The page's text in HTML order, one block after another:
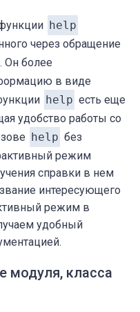
help
через обращение
Он более
в виде
help есть еще
удобство работы со
help без
режим
справки в нем
интересующего
режим в
удобный
модуля, класса